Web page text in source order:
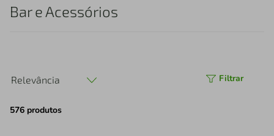
Bar e Acessórios
Relevância Filtrar
576 produtos